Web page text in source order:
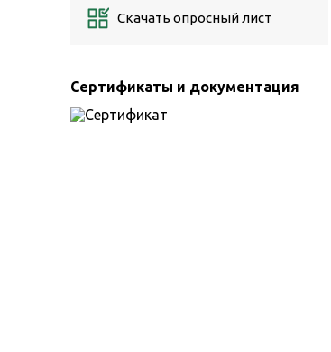
Скачать опросный лист
Сертификаты и документация